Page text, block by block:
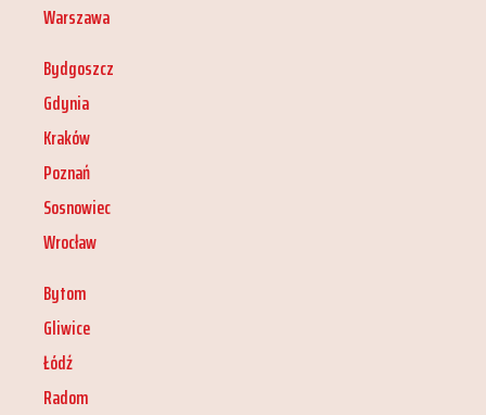
Warszawa
Bydgoszcz
Gdynia
Kraków
Poznań
Sosnowiec
Wrocław
Bytom
Gliwice
Łódź
Radom